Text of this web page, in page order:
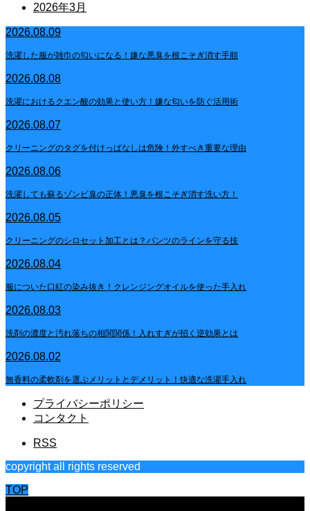
2026年3月
2026.08.09
洗濯した服が雑巾の匂いになる！嫌な悪臭を根こそぎ消す手順
2026.08.08
洗濯におけるクエン酸の効果と使い方！嫌な匂いを防ぐ活用術
2026.08.07
クリーニングのタグを付けっぱなしは危険！外すべき重要な理由
2026.08.06
洗濯しても蘇るゾンビ臭の正体！悪臭を根こそぎ消す洗い方！
2026.08.05
クリーニングのシロセット加工とは？パンツのラインを守る技
2026.08.04
服についた口紅の染み抜き！クレンジングオイルを使った手入れ
2026.08.03
洗剤の濃度と汚れ落ちの相関関係！入れすぎが招く逆効果とは
2026.08.02
無香料の柔軟剤を選ぶメリットとデメリット！快適な洗濯手入れ
プライバシーポリシー
コンタクト
RSS
copyright all rights reserved
TOP